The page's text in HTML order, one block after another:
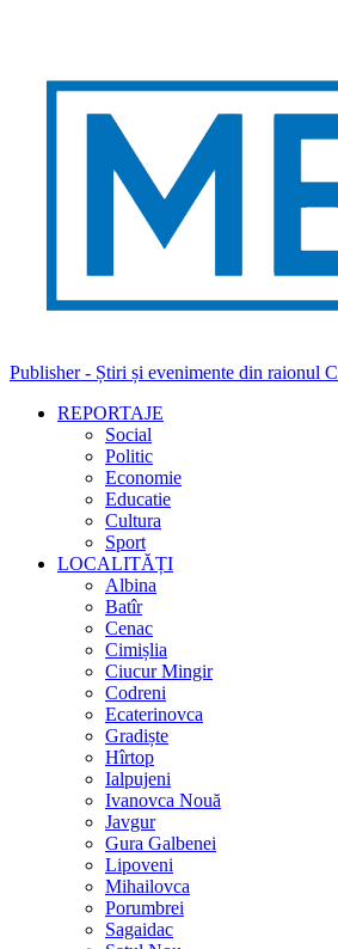
Publisher - Știri și evenimente din raionul
REPORTAJE
Social
Politic
Economie
Educatie
Cultura
Sport
LOCALITĂȚI
Albina
Batîr
Cenac
Cimișlia
Ciucur Mingir
Codreni
Ecaterinovca
Gradiște
Hîrtop
Ialpujeni
Ivanovca Nouă
Javgur
Gura Galbenei
Lipoveni
Mihailovca
Porumbrei
Sagaidac